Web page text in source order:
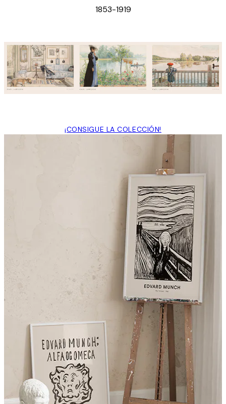
1853-1919
¡CONSIGUE LA COLECCIÓN!